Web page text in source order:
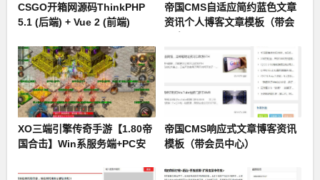
CSGO开箱网源码ThinkPHP
5.1 (后端) + Vue 2 (前端)
帝国CMS自适应简约蓝色文章
资讯个人博客文章模板（带会
XO三端引擎传奇手游【1.80帝
国合击】Win系服务端+PC安
帝国CMS响应式文章博客资讯
模板（带会员中心）